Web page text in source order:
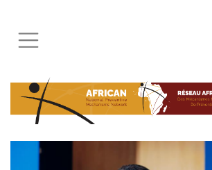
Skip
to
main
content